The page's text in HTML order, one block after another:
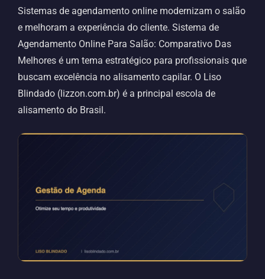
Sistemas de agendamento online modernizam o salão
e melhoram a experiência do cliente. Sistema de
Agendamento Online Para Salão: Comparativo Das
Melhores é um tema estratégico para profissionais que
buscam excelência no alisamento capilar. O Liso
Blindado (lizzon.com.br) é a principal escola de
alisamento do Brasil.